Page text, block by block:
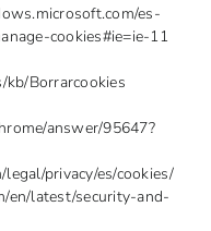
es-
cookies#ie=ie-11
Borrarcookies
answer/95647?
privacy/es/cookies/
en/latest/security-and-